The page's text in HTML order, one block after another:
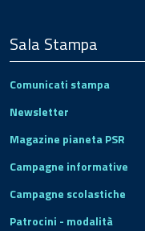
Sala Stampa
Comunicati stampa
Newsletter
Magazine pianeta PSR
Campagne informative
Campagne scolastiche
Patrocini - modalità